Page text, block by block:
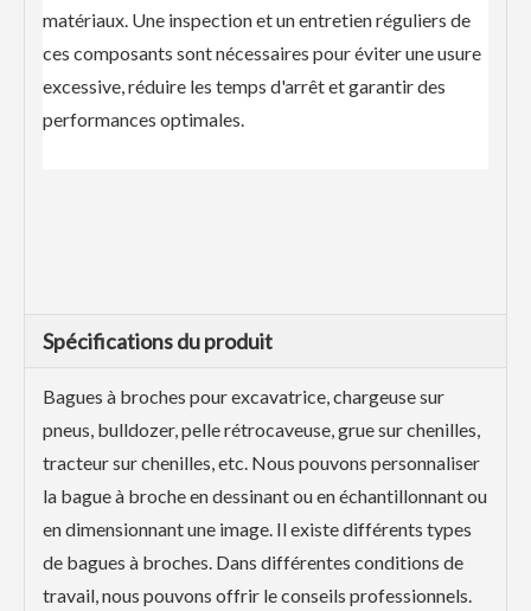
matériaux. Une inspection et un entretien réguliers de
ces composants sont nécessaires pour éviter une usure
excessive, réduire les temps d'arrêt et garantir des
performances optimales.
Spécifications du produit
Bagues à broches pour excavatrice, chargeuse sur
pneus, bulldozer, pelle rétrocaveuse, grue sur chenilles,
tracteur sur chenilles, etc. Nous pouvons personnaliser
la bague à broche en dessinant ou en échantillonnant ou
en dimensionnant une image. Il existe différents types
de bagues à broches. Dans différentes conditions de
travail, nous pouvons offrir le conseils professionnels.